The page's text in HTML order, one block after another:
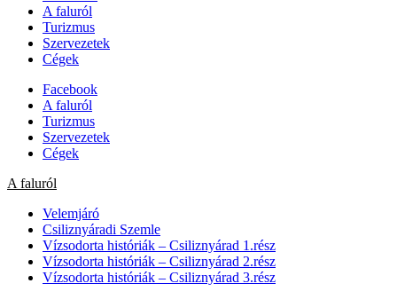
A faluról
Turizmus
Szervezetek
Cégek
Facebook
A faluról
Turizmus
Szervezetek
Cégek
A faluról
Velemjáró
Csiliznyáradi Szemle
Vízsodorta históriák – Csiliznyárad 1.rész
Vízsodorta históriák – Csiliznyárad 2.rész
Vízsodorta históriák – Csiliznyárad 3.rész